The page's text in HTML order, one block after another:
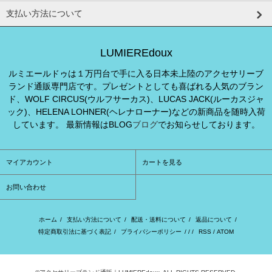
支払い方法について
LUMIEREdoux
ルミエールドゥは１万円台で手に入る日本未上陸のアクセサリーブ
ランド通販専門店です。プレゼントとしても喜ばれる人気のブラン
ド、WOLF CIRCUS(ウルフサーカス)、LUCAS JACK(ルーカスジャ
ック)、HELENA LOHNER(ヘレナローナー)などの新商品を随時入荷
しています。 最新情報はBLOGブログでお知らせしております。
マイアカウント カートを見る
お問い合わせ
ホーム / 支払い方法について / 配送・送料について / 返品について /
特定商取引法に基づく表記 / プライバシーポリシー / / / RSS / ATOM